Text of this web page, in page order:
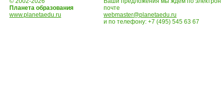
Планета образования
www.planetaedu.ru
почте
webmaster@planetaedu.ru
и по телефону: +7 (495) 545 63 67